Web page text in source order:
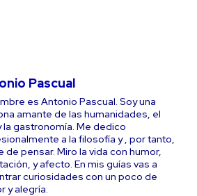
Pascual
es Antonio Pascual. Soy una
amante de las humanidades, el
la gastronomía. Me dedico
a la filosofía y , por tanto,
de pensar. Miro la vida con humor,
y afecto. En mis guías vas a
curiosidades con un poco de
y alegría.